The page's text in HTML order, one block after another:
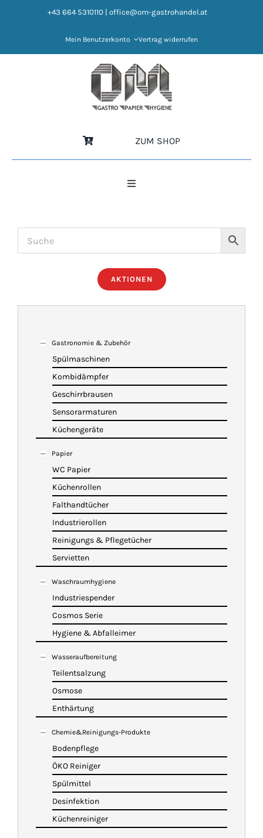
+43 664 5310110 office@om-gastrohandel.at
Mein Benutzerkonto Vertrag widerrufen
ZUM SHOP
Toggle
NEWS
ÜBER UNS
KATALOG
AKTIONEN
Gastronomie & Zubehör
Spülmaschinen
Kombidämpfer
Geschirrbrausen
Sensorarmaturen
Küchengeräte
Papier
WC Papier
Küchenrollen
Falthandtücher
Industrierollen
Reinigungs & Pflegetücher
Servietten
Waschraumhygiene
Industriespender
Cosmos Serie
Hygiene & Abfalleimer
Wasseraufbereitung
Teilentsalzung
Osmose
Enthärtung
Chemie&Reinigungs-Produkte
Bodenpflege
ÖKO Reiniger
Spülmittel
Desinfektion
Küchenreiniger